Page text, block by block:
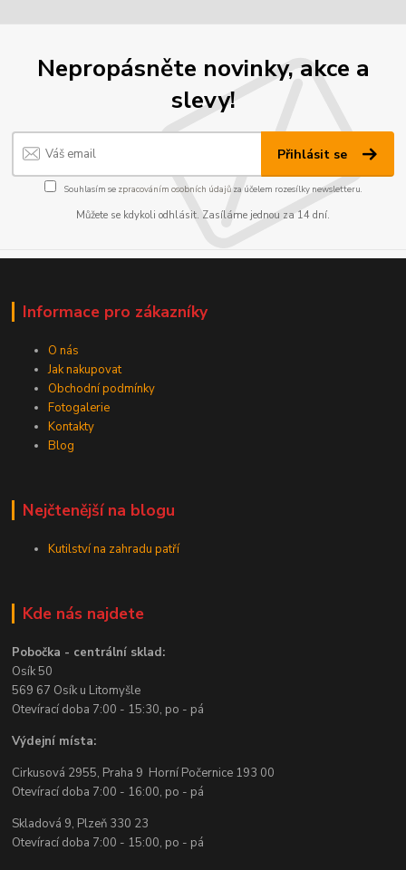
Nepropásněte novinky, akce a
slevy!
Přihlásit se
Souhlasím se zpracováním osobních údajůza účelem rozesílky newsletteru.
Můžete se kdykoli odhlásit. Zasíláme jednou za 14 dní.
Informace pro zákazníky
O nás
Jak nakupovat
Obchodní podmínky
Fotogalerie
Kontakty
Blog
Nejčtenější na blogu
Kutilství na zahradu patří
Kde nás najdete
Pobočka - centrální sklad:
Osík 50
569 67 Osík u Litomyšle
Otevírací doba 7:00 - 15:30, po - pá
Výdejní místa:
Cirkusová 2955, Praha 9 Horní Počernice 193 00
Otevírací doba 7:00 - 16:00, po - pá
Skladová 9, Plzeň 330 23
Otevírací doba 7:00 - 15:00, po - pá